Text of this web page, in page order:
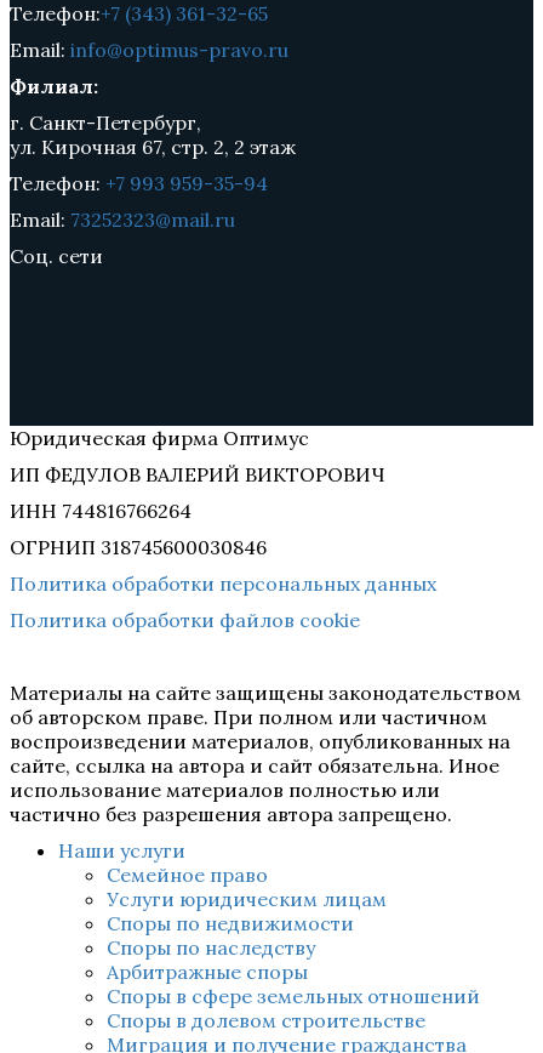
Телефон:+7 (343) 361-32-65
Email: info@optimus-pravo.ru
Филиал:
г. Санкт-Петербург,
ул. Кирочная 67, стр. 2, 2 этаж
Телефон: +7 993 959-35-94
Email: 73252323@mail.ru
Соц. сети
Юридическая фирма Оптимус
ИП ФЕДУЛОВ ВАЛЕРИЙ ВИКТОРОВИЧ
ИНН 744816766264
ОГРНИП 318745600030846
Политика обработки персональных данных
Политика обработки файлов cookie
Материалы на сайте защищены законодательством
об авторском праве. При полном или частичном
воспроизведении материалов, опубликованных на
сайте, ссылка на автора и сайт обязательна. Иное
использование материалов полностью или
частично без разрешения автора запрещено.
Наши услуги
Семейное право
Услуги юридическим лицам
Споры по недвижимости
Споры по наследству
Арбитражные споры
Споры в сфере земельных отношений
Споры в долевом строительстве
Миграция и получение гражданства